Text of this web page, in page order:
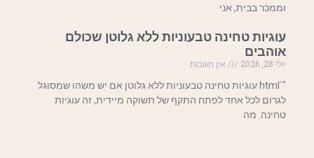
וממכר בבית, אני
עוגיות טחינה טבעוניות ללא גלוטן שכולם
אוהבים
יולי 28, 2026
אין תגובות
"`html עוגיות טחינה טבעוניות ללא גלוטן אם יש משהו שמסוגל
לגרום לכל אחד לפתח התקף של תשוקה מיידית, זה עוגיות
טחינה. מה